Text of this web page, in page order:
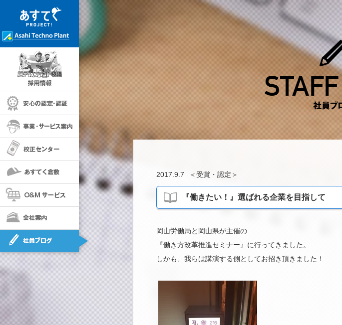
採用情報
事業・サービス案内
校正センター
あすてく倉敷
O＆Mサービス
会社案内
社員ブログ
2017.9.7 ＜受賞・認定 ＞
『働きたい！』選ばれる企業を目指して
岡山労働局と岡山県が主催の
『働き方改革推進セミナー』に行ってきました。
しかも、我らは講演する側としてお招き頂きました！